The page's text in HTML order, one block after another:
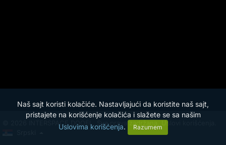
Naš sajt koristi kolačiće. Nastavljajući da koristite naš sajt,
pristajete na korišćenje kolačića i slažete se sa našim
Uslovima korišćenja. Razumem
© 2026 INTERSPACE DOOEL. Sva prava zadržana.
Uslovi korišćenja.